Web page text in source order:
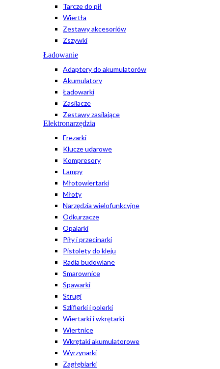
Tarcze do pił
Wiertła
Zestawy akcesoriów
Zszywki
Ładowanie
Adaptery do akumulatorów
Akumulatory
Ładowarki
Zasilacze
Zestawy zasilające
Elektronarzędzia
Frezarki
Klucze udarowe
Kompresory
Lampy
Młotowiertarki
Młoty
Narzędzia wielofunkcyjne
Odkurzacze
Opalarki
Piły i przecinarki
Pistolety do kleju
Radia budowlane
Smarownice
Spawarki
Strugi
Szlifierki i polerki
Wiertarki i wkrętarki
Wiertnice
Wkrętaki akumulatorowe
Wyrzynarki
Zagłębiarki